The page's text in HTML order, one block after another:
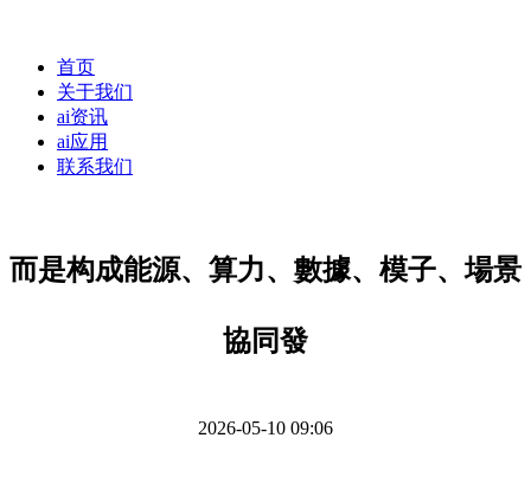
首页
关于我们
ai资讯
ai应用
联系我们
而是构成能源、算力、數據、模子、場景
協同發
2026-05-10 09:06